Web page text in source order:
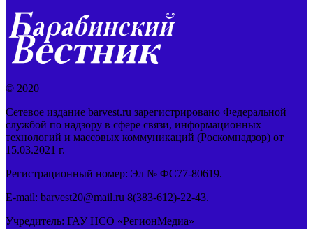
© 2020
Сетевое издание barvest.ru зарегистрировано Федеральной
службой по надзору в сфере связи, информационных
технологий и массовых коммуникаций (Роскомнадзор) от
15.03.2021 г.
Регистрационный номер: Эл № ФС77-80619.
E-mail: barvest20@mail.ru 8(383-612)-22-43.
Учредитель: ГАУ НСО «РегионМедиа»